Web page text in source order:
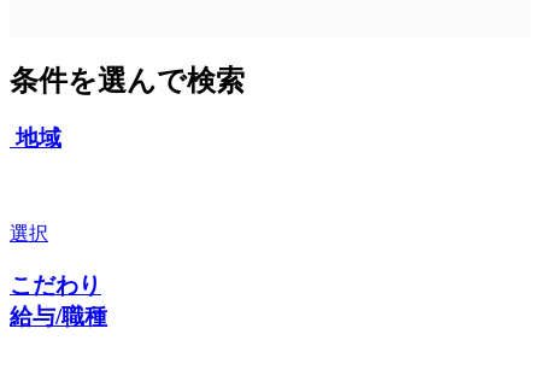
条件を選んで検索
地域
選択
こだわり
給与/職種